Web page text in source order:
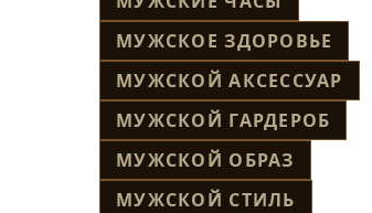
МУЖСКОЕ ЗДОРОВЬЕ
МУЖСКОЙ АКСЕССУАР
МУЖСКОЙ ГАРДЕРОБ
МУЖСКОЙ ОБРАЗ
МУЖСКОЙ СТИЛЬ